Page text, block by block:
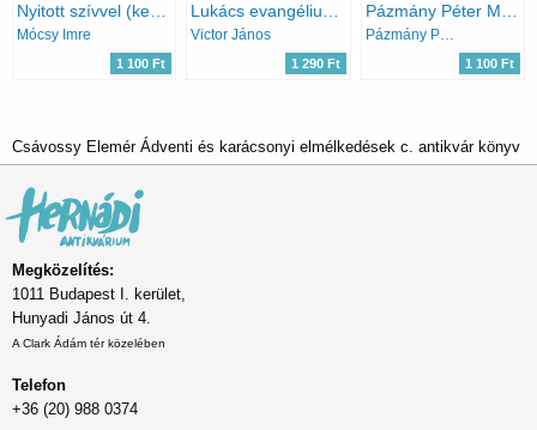
Mócsy Imre
1 100 Ft
Victor János
1 290 Ft
Pázmány Péter
1 100 Ft
Csávossy Elemér Ádventi és karácsonyi elmélkedések c. antikvár könyv
Megközelítés:
1011 Budapest I. kerület,
Hunyadi János út 4.
A Clark Ádám tér közelében
Telefon
+36 (20) 988 0374